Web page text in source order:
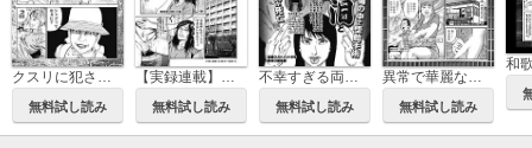
無料試し読み 無料試し読み 無料試し読み 無料試し読み